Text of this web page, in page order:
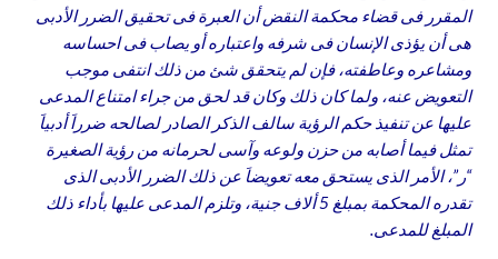
المقرر فى قضاء محكمة النقض أن العبرة فى تحقيق الضرر الأدبى
هى أن يؤذى الإنسان فى شرفه واعتباره أو يصاب فى احساسه
ومشاعره وعاطفته، فإن لم يتحقق شئ من ذلك انتفى موجب
التعويض عنه، ولما كان ذلك وكان قد لحق من جراء امتناع المدعى
عليها عن تنفيذ حكم الرؤية سالف الذكر الصادر لصالحه ضرراَ أدبياَ
تمثل فيما أصابه من حزن ولوعه وآسى لحرمانه من رؤية الصغيرة
“ر”، الأمر الذى يستحق معه تعويضاَ عن ذلك الضرر الأدبى الذى
تقدره المحكمة بمبلغ 5 ألاف جنية، وتلزم المدعى عليها بأداء ذلك
المبلغ للمدعى.